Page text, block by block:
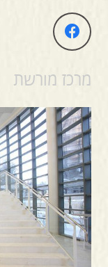
מרכז מורשת